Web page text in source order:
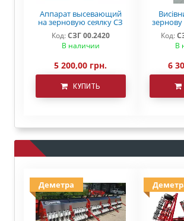
Аппарат высевающий
на зерновую сеялку СЗ
3,6 СЗ 5,4 СЗП СЗТ
Код:СЗГ 00.2420
В наличии
5 200,00 грн.
КУПИТЬ
зернову
СЗ 3,6
Код:
В
6
Деметра